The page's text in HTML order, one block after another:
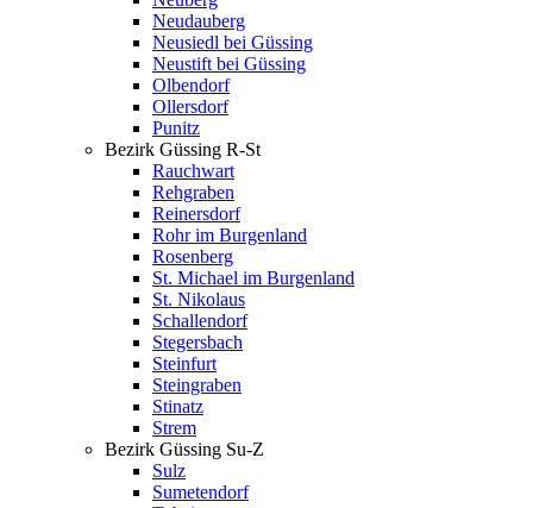
Neudauberg
Neusiedl bei Güssing
Neustift bei Güssing
Olbendorf
Ollersdorf
Punitz
Bezirk Güssing R-St
Rauchwart
Rehgraben
Reinersdorf
Rohr im Burgenland
Rosenberg
St. Michael im Burgenland
St. Nikolaus
Schallendorf
Stegersbach
Steinfurt
Steingraben
Stinatz
Strem
Bezirk Güssing Su-Z
Sulz
Sumetendorf